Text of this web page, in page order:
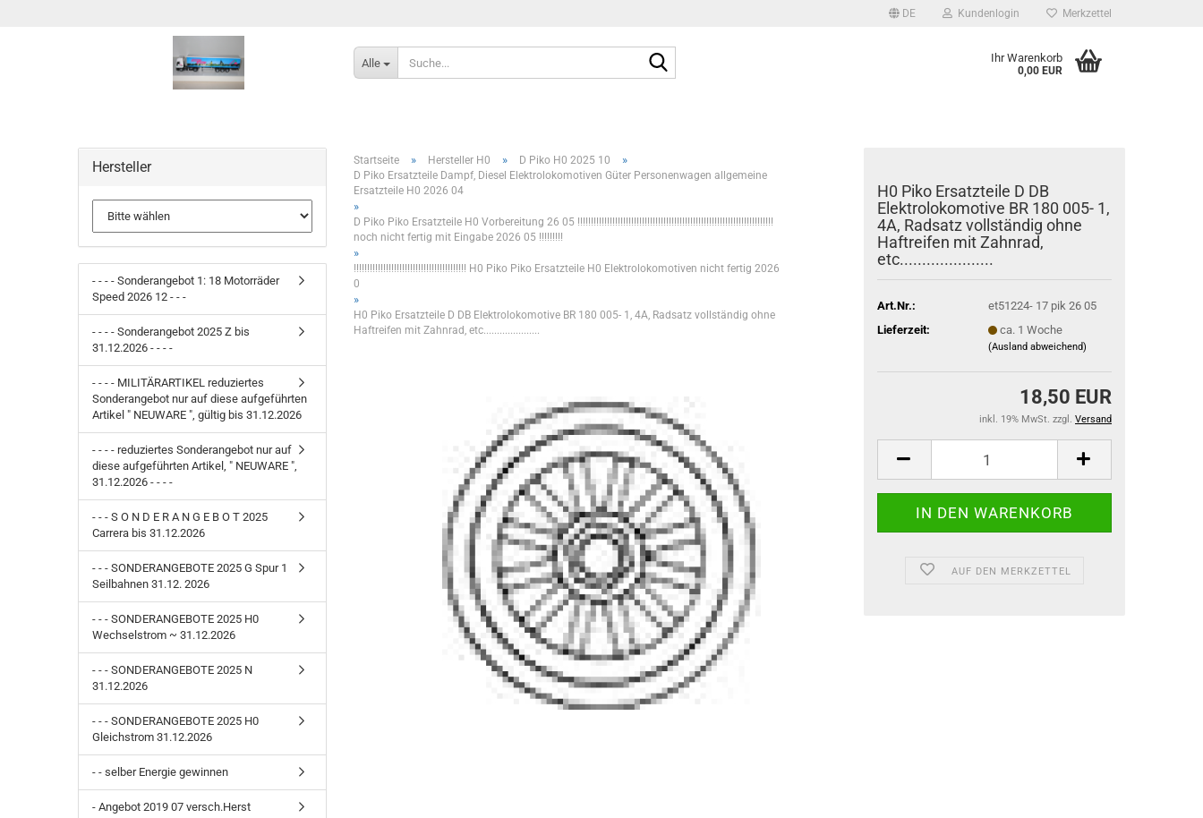
DE Kundenlogin Merkzettel
Alle Ihr Warenkorb
0,00 EUR
Startseite » Hersteller H0 » D Piko H0 2025 10 »
D Piko Ersatzteile Dampf, Diesel Elektrolokomotiven Güter Personenwagen allgemeine
Ersatzteile H0 2026 04
»
D Piko Piko Ersatzteile H0 Vorbereitung 26 05 !!!!!!!!!!!!!!!!!!!!!!!!!!!!!!!!!!!!!!!!!!!!!!!!!!!!!!!!!!!!!!!!!!!!!!!!!
noch nicht fertig mit Eingabe 2026 05 !!!!!!!!!
»
!!!!!!!!!!!!!!!!!!!!!!!!!!!!!!!!!!!!!!!!!! H0 Piko Piko Ersatzteile H0 Elektrolokomotiven nicht fertig 2026
0
»
H0 Piko Ersatzteile D DB Elektrolokomotive BR 180 005- 1, 4A, Radsatz vollständig ohne
Haftreifen mit Zahnrad, etc.....................
H0 Piko Ersatzteile D DB
Elektrolokomotive BR 180 005- 1,
4A, Radsatz vollständig ohne
Haftreifen mit Zahnrad,
etc.....................
Art.Nr.:
et51224- 17 pik 26 05
Lieferzeit:
ca. 1 Woche
(Ausland abweichend)
18,50 EUR
inkl. 19% MwSt. zzgl. Versand
AUF DEN MERKZETTEL
Hersteller
- - - - Sonderangebot 1: 18 Motorräder
Speed 2026 12 - - -
- - - - Sonderangebot 2025 Z bis
31.12.2026 - - - -
- - - - MILITÄRARTIKEL reduziertes
Sonderangebot nur auf diese aufgeführten
Artikel " NEUWARE ", gültig bis 31.12.2026
- - - - reduziertes Sonderangebot nur auf
diese aufgeführten Artikel, " NEUWARE ",
31.12.2026 - - - -
- - - S O N D E R A N G E B O T 2025
Carrera bis 31.12.2026
- - - SONDERANGEBOTE 2025 G Spur 1
Seilbahnen 31.12. 2026
- - - SONDERANGEBOTE 2025 H0
Wechselstrom ~ 31.12.2026
- - - SONDERANGEBOTE 2025 N
31.12.2026
- - - SONDERANGEBOTE 2025 H0
Gleichstrom 31.12.2026
- - selber Energie gewinnen
- Angebot 2019 07 versch.Herst